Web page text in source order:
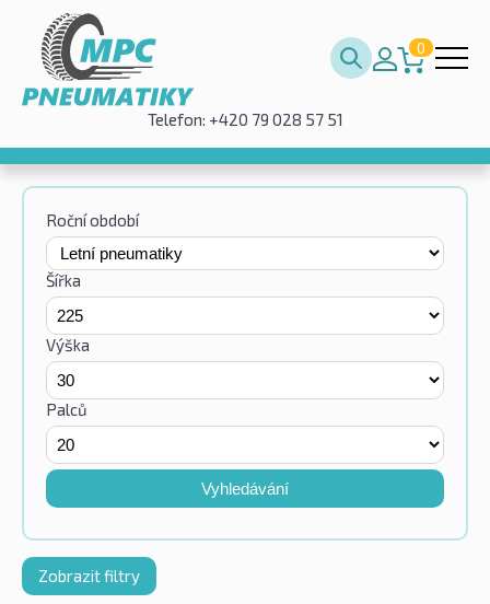
0
Telefon: +420 79 028 57 51
Roční období
Šířka
Výška
Palců
Vyhledávání
Zobrazit filtry